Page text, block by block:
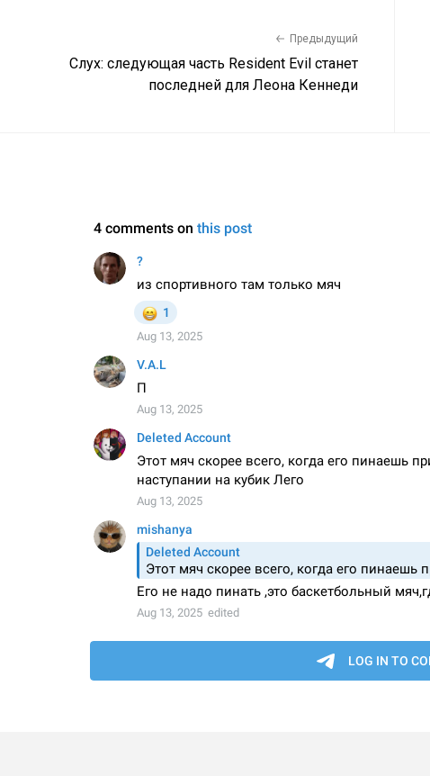
Предыдущий
Слух: следующая часть Resident Evil станет
последней для Леона Кеннеди